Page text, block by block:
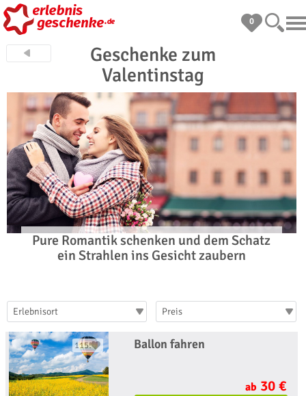
0
Geschenke zum
Valentinstag
Pure Romantik schenken und dem Schatz
ein Strahlen ins Gesicht zaubern
Erlebnisort Preis
1155 Ballon fahren
ab 30 €